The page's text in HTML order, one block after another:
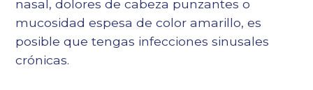
nasal, dolores de cabeza punzantes o
mucosidad espesa de color amarillo, es
posible que tengas infecciones sinusales
crónicas.